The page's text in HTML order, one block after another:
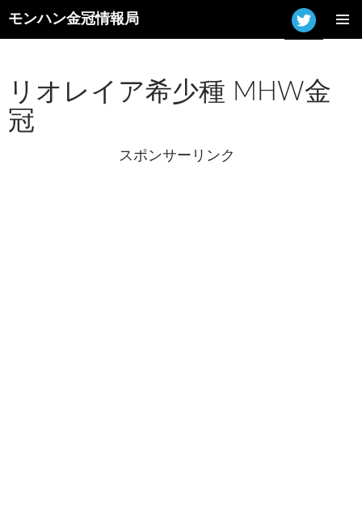
モンハン金冠情報局
ン
へ
ス
リオレイア希少種 MHW金
冠
スポンサーリンク